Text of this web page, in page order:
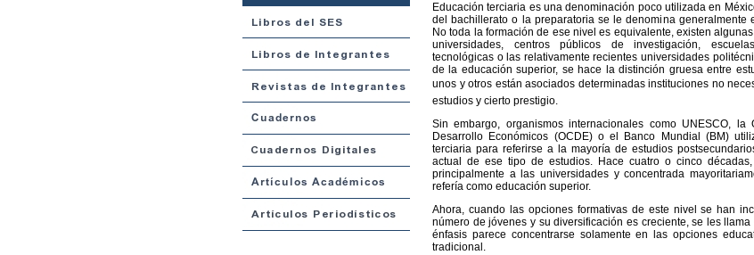
Educación terciaria es una denominación poco utilizada en
del bachillerato o la preparatoria se le denomina generalmente
No toda la formación de ese nivel es equivalente, existen
universidades, centros públicos de investigación,
tecnológicas o las relativamente recientes universidades
de la educación superior, se hace la distinción gruesa entre
unos y otros están asociados determinadas instituciones no
estudios y cierto prestigio.
Sin embargo, organismos internacionales como UNESCO,
Desarrollo Económicos (OCDE) o el Banco Mundial (BM)
terciaria para referirse a la mayoría de estudios
actual de ese tipo de estudios. Hace cuatro o cinco
principalmente a las universidades y concentrada
refería como educación superior.
Ahora, cuando las opciones formativas de este nivel se han
número de jóvenes y su diversificación es creciente, se les
énfasis parece concentrarse solamente en las opciones
tradicional.